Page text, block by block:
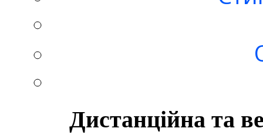
Дистанційна та